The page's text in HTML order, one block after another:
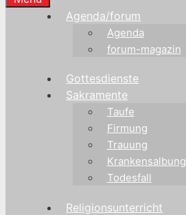
Agenda/forum
Agenda
forum-magazin
Gottesdienste
Sakramente
Taufe
Firmung
Trauung
Krankensalbung
Todesfall
Religionsunterricht